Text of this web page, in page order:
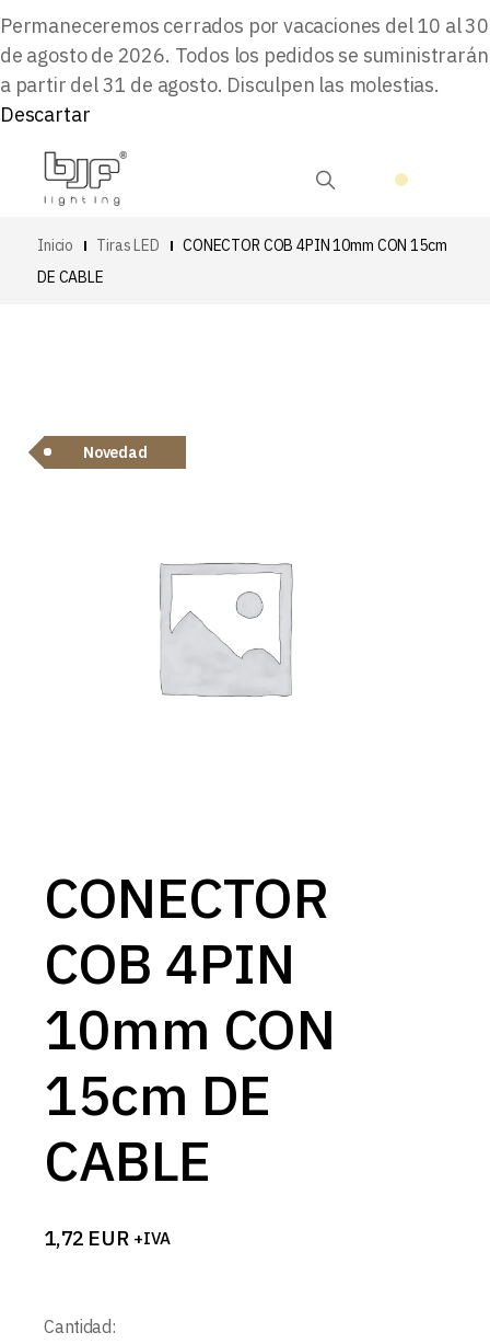
Permaneceremos cerrados por vacaciones del 10 al 30
de agosto de 2026. Todos los pedidos se suministrarán
a partir del 31 de agosto. Disculpen las molestias.
Descartar
Inicio Tiras LED
CONECTOR COB 4PIN 10mm CON 15cm
DE CABLE
Novedad
CONECTOR
COB 4PIN
10mm CON
15cm DE
CABLE
1,72 EUR +IVA
Cantidad: